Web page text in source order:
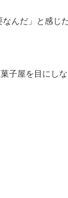
んだ」と感じた
子屋を目にし